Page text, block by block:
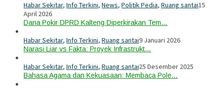
Habar Sekitar, Info Terkini, News, Politik Pedia, Ruang santai15
April 2026
Dana Pokir DPRD Kalteng Diperkirakan Tem…
Habar Sekitar, Info Terkini, Ruang santai9 Januari 2026
Narasi Liar vs Fakta: Proyek Infrastrukt…
Habar Sekitar, Info Terkini, Ruang santai25 Desember 2025
Bahasa Agama dan Kekuasaan: Membaca Pole…